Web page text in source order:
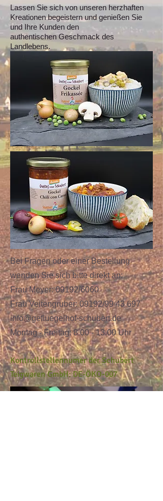
Lassen Sie sich von unseren herzhaften
Kreationen begeistern und genießen Sie
und Ihre Kunden den
authentischen Geschmack des
Landlebens.
Bei Fragen oder einer Bestellung
wenden Sie sich bitte direkt an:
Frau Meyer: 09192/6060
Frau Veitengruber: 09192/99 43 697
info@gefluegelhof-schubert.de
Montag - Freitag:8.00 - 13.00Uhr
Kontrollstellennumer der Schubert
Teigwaren GmbH: DE-ÖKO-007